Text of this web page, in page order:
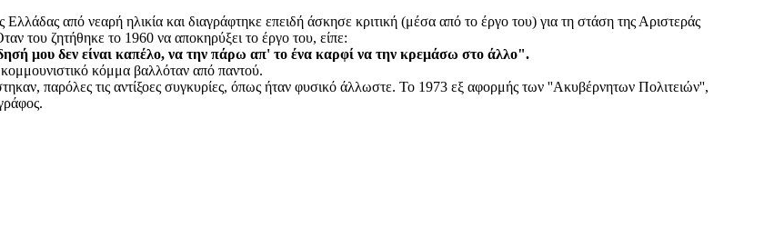
από νεαρή ηλικία και διαγράφτηκε επειδή άσκησε κριτική (μέσα από το έργο του) για τη στάση της Αριστεράς
του ζητήθηκε το 1960 να αποκηρύξει το έργο του, είπε:
μου δεν είναι καπέλο, να την πάρω απ' το ένα καρφί να την κρεμάσω στο άλλο".
κόμμα βαλλόταν από παντού.
παρόλες τις αντίξοες συγκυρίες, όπως ήταν φυσικό άλλωστε. Το 1973 εξ αφορμής των ''Ακυβέρνητων Πολιτειών'',